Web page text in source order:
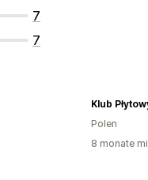
7
7
Klub
Polen
8 monate